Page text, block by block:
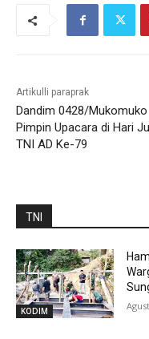
Artikulli paraprak
Dandim 0428/Mukomuko
Pimpin Upacara di Hari
TNI AD Ke-79
TNI
KODIM